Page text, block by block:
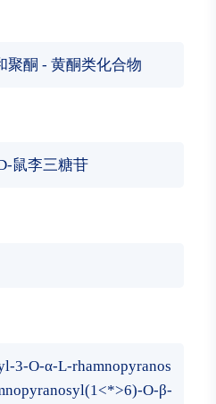
聚酮 - 黄酮类化合物
鼠李三糖苷
3-O-α-L-rhamnopyranos
O-β-